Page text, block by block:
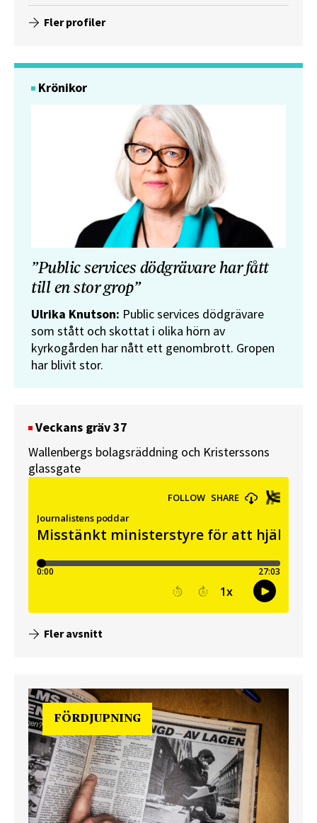
Fler profiler
Krönikor
”Public services dödgrävare har fått
till en stor grop”
Ulrika Knutson: Public services dödgrävare
som stått och skottat i olika hörn av
kyrkogården har nått ett genombrott. Gropen
har blivit stor.
Veckans gräv 37
Wallenbergs bolagsräddning och Kristerssons
glassgate
Fler avsnitt
FÖRDJUPNING